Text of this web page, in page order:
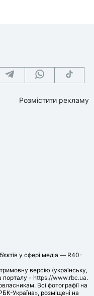
Розмістити рекламу
у сфері медіа — R40-
версію (українську,
порталу - https://www.rbc.ua.
Всі фотографії на
Україна», розміщені на